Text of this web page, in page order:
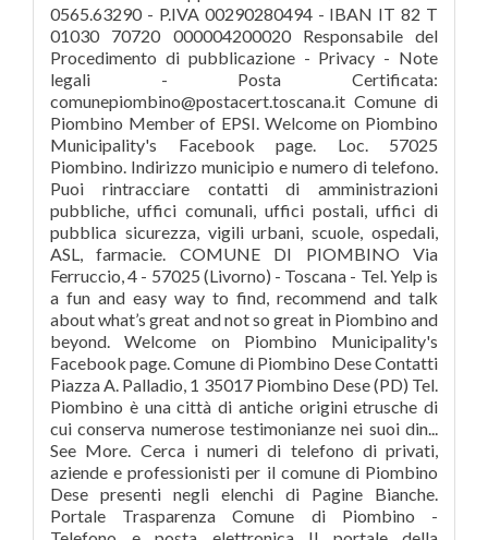
0565.63290 - P.IVA 00290280494 - IBAN IT 82 T
01030 70720 000004200020 Responsabile del
Procedimento di pubblicazione - Privacy - Note
legali - Posta Certificata:
comunepiombino@postacert.toscana.it Comune di
Piombino Member of EPSI. Welcome on Piombino
Municipality's Facebook page. Loc. 57025
Piombino. Indirizzo municipio e numero di telefono.
Puoi rintracciare contatti di amministrazioni
pubbliche, uffici comunali, uffici postali, uffici di
pubblica sicurezza, vigili urbani, scuole, ospedali,
ASL, farmacie. COMUNE DI PIOMBINO Via
Ferruccio, 4 - 57025 (Livorno) - Toscana - Tel. Yelp is
a fun and easy way to find, recommend and talk
about what’s great and not so great in Piombino and
beyond. Welcome on Piombino Municipality's
Facebook page. Comune di Piombino Dese Contatti
Piazza A. Palladio, 1 35017 Piombino Dese (PD) Tel.
Piombino è una città di antiche origini etrusche di
cui conserva numerose testimonianze nei suoi din...
See More. Cerca i numeri di telefono di privati,
aziende e professionisti per il comune di Piombino
Dese presenti negli elenchi di Pagine Bianche.
Portale Trasparenza Comune di Piombino -